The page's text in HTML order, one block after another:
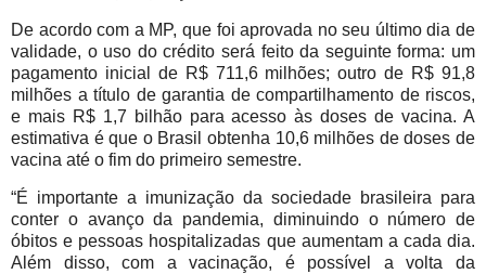
De acordo com a MP, que foi aprovada no seu último dia de
validade, o uso do crédito será feito da seguinte forma: um
pagamento inicial de R$ 711,6 milhões; outro de R$ 91,8
milhões a título de garantia de compartilhamento de riscos,
e mais R$ 1,7 bilhão para acesso às doses de vacina. A
estimativa é que o Brasil obtenha 10,6 milhões de doses de
vacina até o fim do primeiro semestre.
“É importante a imunização da sociedade brasileira para
conter o avanço da pandemia, diminuindo o número de
óbitos e pessoas hospitalizadas que aumentam a cada dia.
Além disso, com a vacinação, é possível a volta da